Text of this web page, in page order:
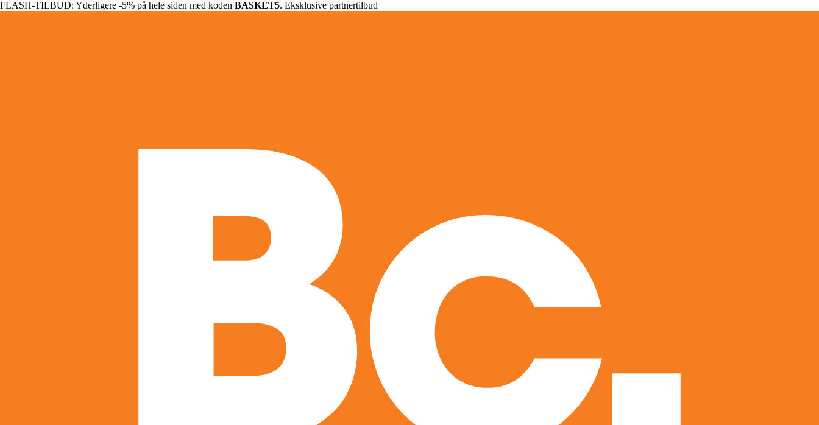
FLASH-TILBUD: Yderligere -5% på hele siden med koden BASKET5. Eksklusive partnertilbud